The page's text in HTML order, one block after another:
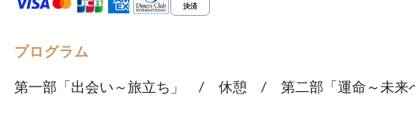
プログラム
第一部「出会い～旅立ち」 / 休憩 / 第二部「運命～未来